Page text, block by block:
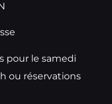
pour le samedi
ou réservations